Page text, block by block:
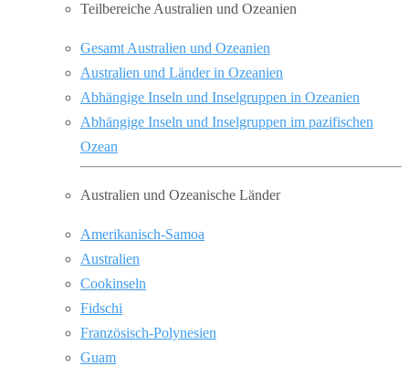
Teilbereiche Australien und Ozeanien
Gesamt Australien und Ozeanien
Australien und Länder in Ozeanien
Abhängige Inseln und Inselgruppen in Ozeanien
Abhängige Inseln und Inselgruppen im pazifischen
Ozean
Australien und Ozeanische Länder
Amerikanisch-Samoa
Australien
Cookinseln
Fidschi
Französisch-Polynesien
Guam